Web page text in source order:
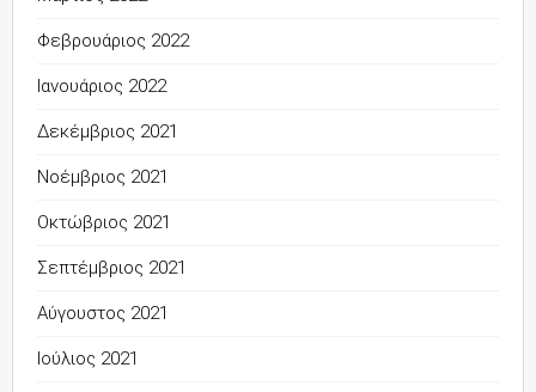
Φεβρουάριος 2022
Ιανουάριος 2022
Δεκέμβριος 2021
Νοέμβριος 2021
Οκτώβριος 2021
Σεπτέμβριος 2021
Αύγουστος 2021
Ιούλιος 2021